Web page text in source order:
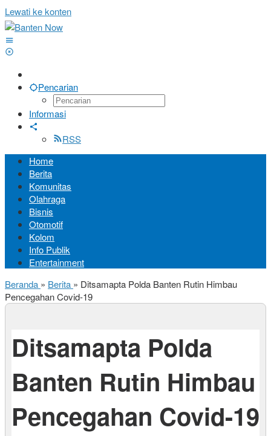
Lewati ke konten
Pencarian
Informasi
RSS
Home
Berita
Komunitas
Olahraga
Bisnis
Otomotif
Kolom
Info Publik
Entertainment
Beranda » Berita » Ditsamapta Polda Banten Rutin Himbau
Pencegahan Covid-19
Ditsamapta Polda
Banten Rutin Himbau
Pencegahan Covid-19